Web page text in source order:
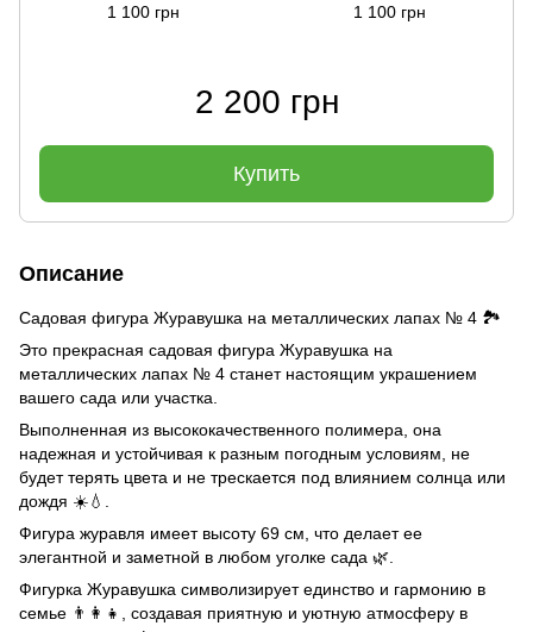
1 100 грн 1 100 грн
2 200 грн
Купить
Описание
Садовая фигура Журавушка на металлических лапах № 4 🏞️
Это прекрасная садовая фигура Журавушка на
металлических лапах № 4 станет настоящим украшением
вашего сада или участка.
Выполненная из высококачественного полимера, она
надежная и устойчивая к разным погодным условиям, не
будет терять цвета и не трескается под влиянием солнца или
дождя ☀️💧.
Фигура журавля имеет высоту 69 см, что делает ее
элегантной и заметной в любом уголке сада 🌿.
Фигурка Журавушка символизирует единство и гармонию в
семье 👨‍👩‍👧, создавая приятную и уютную атмосферу в